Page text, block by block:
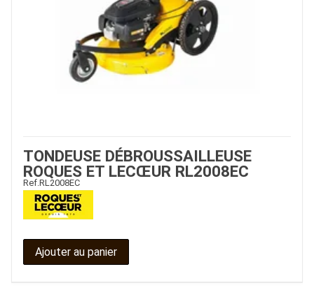
TONDEUSE DÉBROUSSAILLEUSE
ROQUES ET LECŒUR RL2008EC
Ref. RL2008EC
Ajouter au panier